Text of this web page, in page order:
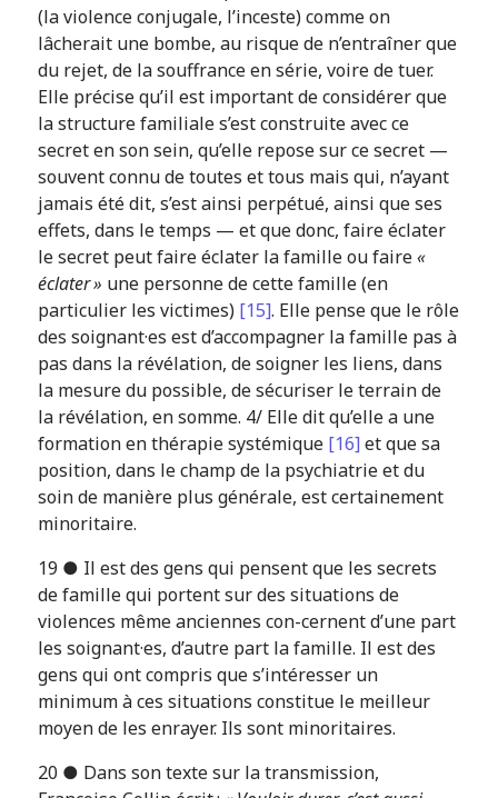
(la violence conjugale, l’inceste) comme on
lâcherait une bombe, au risque de n’entraîner que
du rejet, de la souffrance en série, voire de tuer.
Elle précise qu’il est important de considérer que
la structure familiale s’est construite avec ce
secret en son sein, qu’elle repose sur ce secret —
souvent connu de toutes et tous mais qui, n’ayant
jamais été dit, s’est ainsi perpétué, ainsi que ses
effets, dans le temps — et que donc, faire éclater
le secret peut faire éclater la famille ou faire«
éclater » une personne de cette famille (en
particulier les victimes) [15]. Elle pense que le rôle
des soignant·es est d’accompagner la famille pas à
pas dans la révélation, de soigner les liens, dans
la mesure du possible, de sécuriser le terrain de
la révélation, en somme. 4/ Elle dit qu’elle a une
formation en thérapie systémique [16]et que sa
position, dans le champ de la psychiatrie et du
soin de manière plus générale, est certainement
minoritaire.
19 ● Il est des gens qui pensent que les secrets
de famille qui portent sur des situations de
violences même anciennes con-cernent d’une part
les soignant·es, d’autre part la famille. Il est des
gens qui ont compris que s’intéresser un
minimum à ces situations constitue le meilleur
moyen de les enrayer. Ils sont minoritaires.
20 ● Dans son texte sur la transmission,